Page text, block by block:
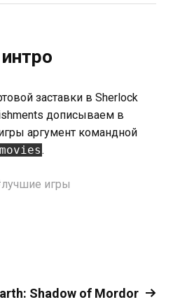
заставки в Sherlock
дописываем в
аргумент командной
.
лучшие игры
Shadow of Mordor